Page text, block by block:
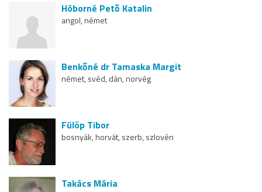
Hóborné Pető Katalin
angol, német
Benkőné dr Tamaska Margit
német, svéd, dán, norvég
Fülöp Tibor
bosnyák, horvát, szerb, szlovén
Takács Mária